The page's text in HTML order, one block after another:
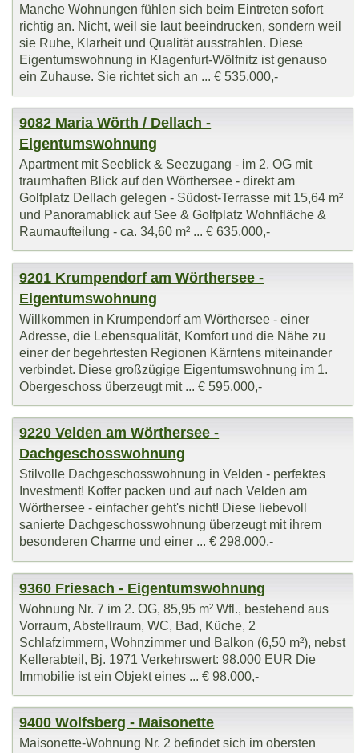
Manche Wohnungen fühlen sich beim Eintreten sofort
richtig an. Nicht, weil sie laut beeindrucken, sondern weil
sie Ruhe, Klarheit und Qualität ausstrahlen. Diese
Eigentumswohnung in Klagenfurt-Wölfnitz ist genauso
ein Zuhause. Sie richtet sich an ... € 535.000,-
9082 Maria Wörth / Dellach -
Eigentumswohnung
Apartment mit Seeblick & Seezugang - im 2. OG mit
traumhaften Blick auf den Wörthersee - direkt am
Golfplatz Dellach gelegen - Südost-Terrasse mit 15,64 m²
und Panoramablick auf See & Golfplatz Wohnfläche &
Raumaufteilung - ca. 34,60 m² ... € 635.000,-
9201 Krumpendorf am Wörthersee -
Eigentumswohnung
Willkommen in Krumpendorf am Wörthersee - einer
Adresse, die Lebensqualität, Komfort und die Nähe zu
einer der begehrtesten Regionen Kärntens miteinander
verbindet. Diese großzügige Eigentumswohnung im 1.
Obergeschoss überzeugt mit ... € 595.000,-
9220 Velden am Wörthersee -
Dachgeschosswohnung
Stilvolle Dachgeschosswohnung in Velden - perfektes
Investment! Koffer packen und auf nach Velden am
Wörthersee - einfacher geht's nicht! Diese liebevoll
sanierte Dachgeschosswohnung überzeugt mit ihrem
besonderen Charme und einer ... € 298.000,-
9360 Friesach - Eigentumswohnung
Wohnung Nr. 7 im 2. OG, 85,95 m² Wfl., bestehend aus
Vorraum, Abstellraum, WC, Bad, Küche, 2
Schlafzimmern, Wohnzimmer und Balkon (6,50 m²), nebst
Kellerabteil, Bj. 1971 Verkehrswert: 98.000 EUR Die
Immobilie ist ein Objekt eines ... € 98.000,-
9400 Wolfsberg - Maisonette
Maisonette-Wohnung Nr. 2 befindet sich im obersten